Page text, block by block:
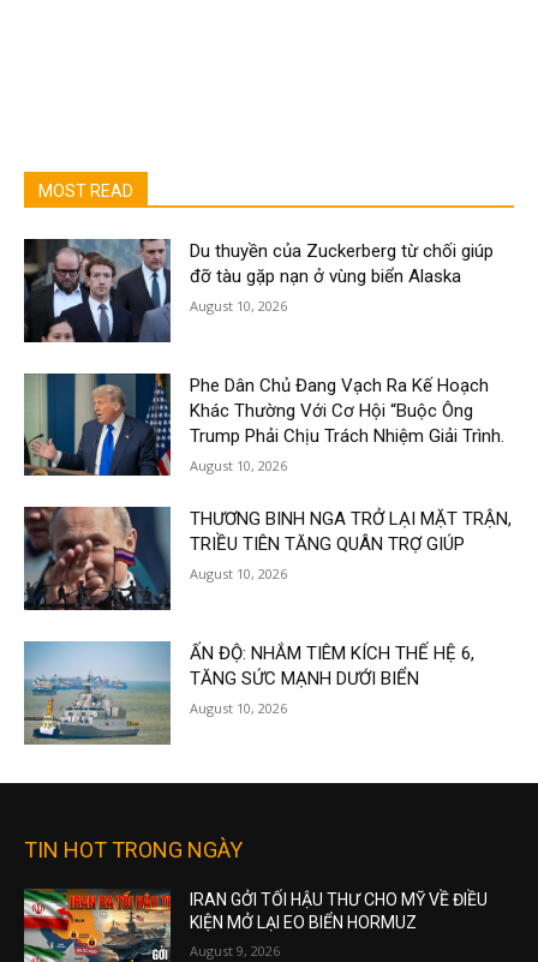
MOST READ
Du thuyền của Zuckerberg từ chối giúp
đỡ tàu gặp nạn ở vùng biển Alaska
August 10, 2026
Phe Dân Chủ Đang Vạch Ra Kế Hoạch
Khác Thường Với Cơ Hội “Buộc Ông
Trump Phải Chịu Trách Nhiệm Giải Trình.
August 10, 2026
THƯƠNG BINH NGA TRỞ LẠI MẶT TRẬN,
TRIỀU TIÊN TĂNG QUÂN TRỢ GIÚP
August 10, 2026
ẤN ĐỘ: NHẮM TIÊM KÍCH THẾ HỆ 6,
TĂNG SỨC MẠNH DƯỚI BIỂN
August 10, 2026
TIN HOT TRONG NGÀY
IRAN GỞI TỐI HẬU THƯ CHO MỸ VỀ ĐIỀU
KIỆN MỞ LẠI EO BIỂN HORMUZ
August 9, 2026